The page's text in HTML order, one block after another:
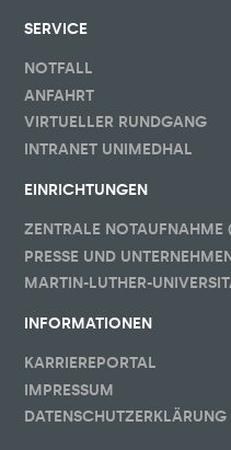
SERVICE
NOTFALL
ANFAHRT
VIRTUELLER RUNDGANG
INTRANET UNIMEDHAL
EINRICHTUNGEN
ZENTRALE
PRESSE UND
MARTIN-LUTHER-
INFORMATIONEN
KARRIEREPORTAL
IMPRESSUM
DATENSCHUTZERKLÄRUNG